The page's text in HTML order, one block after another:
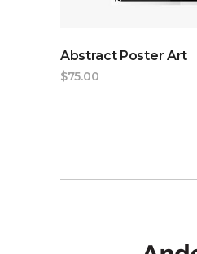
Abstract Poster Art
$75.00